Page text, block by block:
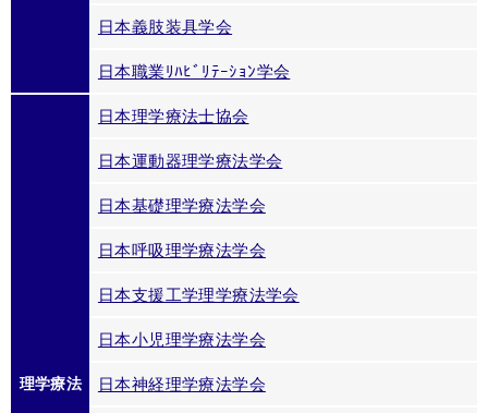
日本義肢装具学会
日本職業ﾘﾊﾋﾞﾘﾃｰｼｮﾝ学会
理学療法
日本理学療法士協会
日本運動器理学療法学会
日本基礎理学療法学会
日本呼吸理学療法学会
日本支援工学理学療法学会
日本小児理学療法学会
日本神経理学療法学会